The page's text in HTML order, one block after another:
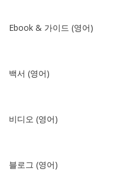
Ebook & 가이드 (영어)
백서 (영어)
비디오 (영어)
블로그 (영어)